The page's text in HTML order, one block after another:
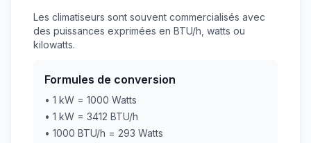
Les climatiseurs sont souvent commercialisés avec
des puissances exprimées en BTU/h, watts ou
kilowatts.
Formules de conversion
• 1 kW = 1000 Watts
• 1 kW = 3412 BTU/h
• 1000 BTU/h = 293 Watts